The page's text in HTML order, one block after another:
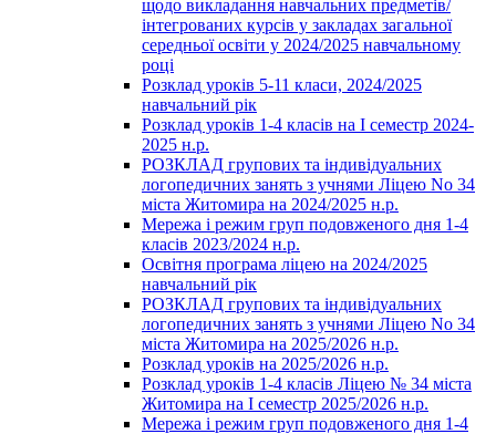
щодо викладання навчальних предметів/
інтегрованих курсів у закладах загальної
середньої освіти у 2024/2025 навчальному
році
Розклад уроків 5-11 класи, 2024/2025
навчальний рік
Розклад уроків 1-4 класів на І семестр 2024-
2025 н.р.
РОЗКЛАД групових та індивідуальних
логопедичних занять з учнями Ліцею No 34
міста Житомира на 2024/2025 н.р.
Мережа і режим груп подовженого дня 1-4
класів 2023/2024 н.р.
Освітня програма ліцею на 2024/2025
навчальний рік
РОЗКЛАД групових та індивідуальних
логопедичних занять з учнями Ліцею No 34
міста Житомира на 2025/2026 н.р.
Розклад уроків на 2025/2026 н.р.
Розклад уроків 1-4 класів Ліцею № 34 міста
Житомира на І семестр 2025/2026 н.р.
Мережа і режим груп подовженого дня 1-4